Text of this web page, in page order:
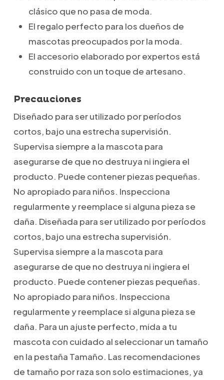
clásico que no pasa de moda.
El regalo perfecto para los dueños de
mascotas preocupados por la moda.
El accesorio elaborado por expertos está
construido con un toque de artesano.
Precauciones
Diseñado para ser utilizado por períodos
cortos, bajo una estrecha supervisión.
Supervisa siempre a la mascota para
asegurarse de que no destruya ni ingiera el
producto. Puede contener piezas pequeñas.
No apropiado para niños. Inspecciona
regularmente y reemplace si alguna pieza se
daña. Diseñada para ser utilizado por períodos
cortos, bajo una estrecha supervisión.
Supervisa siempre a la mascota para
asegurarse de que no destruya ni ingiera el
producto. Puede contener piezas pequeñas.
No apropiado para niños. Inspecciona
regularmente y reemplace si alguna pieza se
daña. Para un ajuste perfecto, mida a tu
mascota con cuidado al seleccionar un tamaño
en la pestaña Tamaño. Las recomendaciones
de tamaño por raza son solo estimaciones, ya